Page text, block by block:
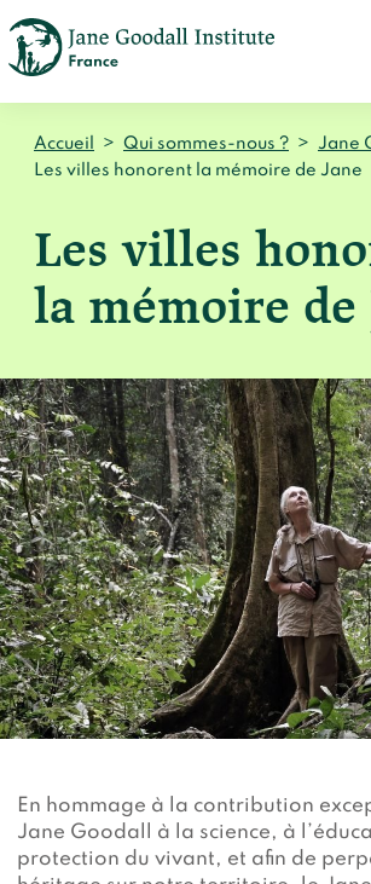
PRESSE
Qui sommes-nous ?
Accueil
Le Jane Goodall Institute France
Notre écosystème
Nos documents
Notre impact
Accueil
Nos actions sur le terrain en France
Nos actions sur le terrain en Afrique
Nos histoires
Accueil
Les histoires du docteur Jane
Témoignages du terrain
Vies de primates
Les héros du JGI France
S'engager
Accueil
Devenir membre du "Cercle des
Faire un don
Devenir Chimp Guardian
Agir avec Roots & Shoots
Devenir bénévole
UN
Accueil > Qui sommes-nous ? > Jane
Les villes honorent la mémoire de Jane
Les villes
la mémoire de
En hommage à la contribution
Jane Goodall à la science, à
protection du vivant, et afin de